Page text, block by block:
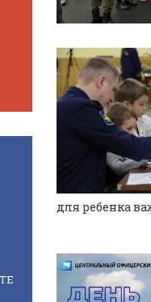
для ребенка